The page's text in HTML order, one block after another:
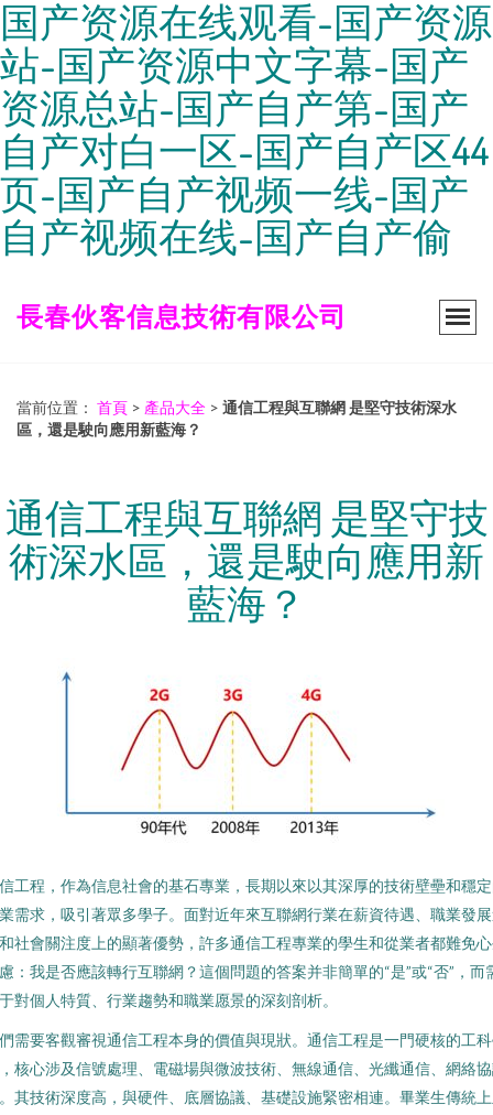
国产资源在线观看-国产资源
站-国产资源中文字幕-国产
资源总站-国产自产第-国产
自产对白一区-国产自产区44
页-国产自产视频一线-国产
自产视频在线-国产自产偷
長春伙客信息技術有限公司
當前位置： 首頁 > 產品大全 > 通信工程與互聯網 是堅守技術深水
區，還是駛向應用新藍海？
通信工程與互聯網 是堅守技
術深水區，還是駛向應用新
藍海？
工程，作為信息社會的基石專業，長期以來以其深厚的技術壁壘和穩
需求，吸引著眾多學子。面對近年來互聯網行業在薪資待遇、職業發
社會關注度上的顯著優勢，許多通信工程專業的學生和從業者都難免
：我是否應該轉行互聯網？這個問題的答案并非簡單的“是”或“否”，而
對個人特質、行業趨勢和職業愿景的深刻剖析。
需要客觀審視通信工程本身的價值與現狀。通信工程是一門硬核的工
核心涉及信號處理、電磁場與微波技術、無線通信、光纖通信、網絡
其技術深度高，與硬件、底層協議、基礎設施緊密相連。畢業生傳統